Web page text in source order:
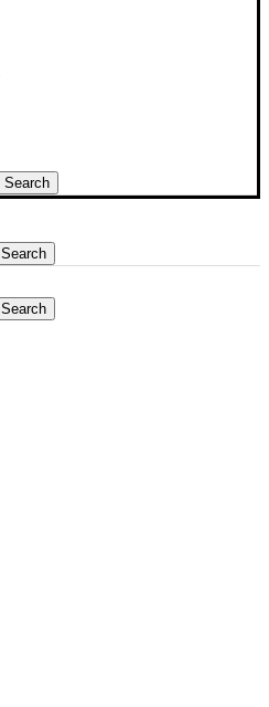
Search
Search
Search